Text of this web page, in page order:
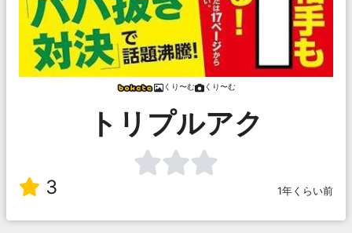
くり〜む くり〜む
トリプルアク
3 1年くらい前